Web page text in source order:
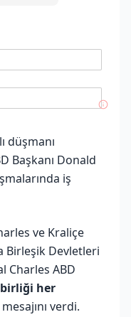
düşmanı
Başkanı Donald
iş
ve Kraliçe
Birleşik Devletleri
Charles ABD
birliği her
mesajını verdi.